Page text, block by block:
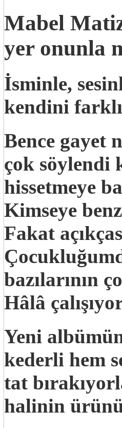
Mabel
yer onunla
İsminle,
kendini
Bence gayet
çok söylendi
hissetmeye
Kimseye
Fakat
bazılarının
Hâlâ
Yeni
kederli hem
tat
halinin